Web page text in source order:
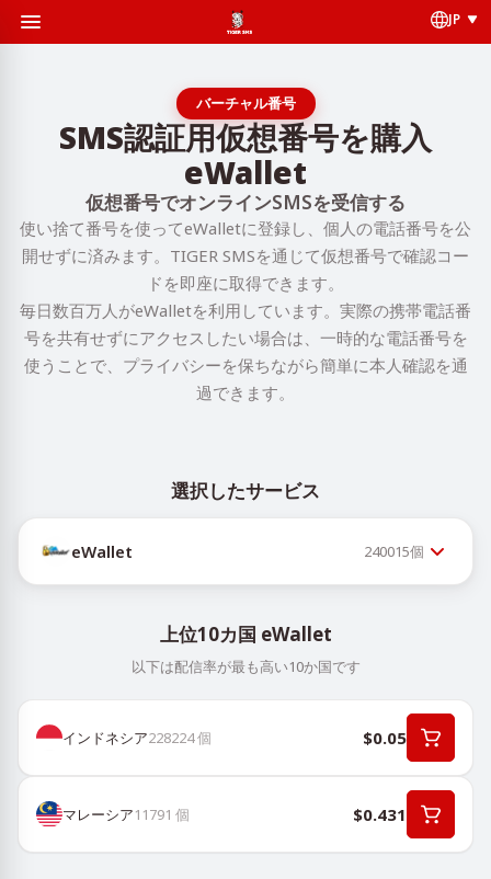
JP
バーチャル番号
SMS認証用仮想番号を購入
eWallet
仮想番号でオンラインSMSを受信する
使い捨て番号を使ってeWalletに登録し、個人の電話番号を公
開せずに済みます。TIGER SMSを通じて仮想番号で確認コー
ドを即座に取得できます。
毎日数百万人がeWalletを利用しています。実際の携帯電話番
号を共有せずにアクセスしたい場合は、一時的な電話番号を
使うことで、プライバシーを保ちながら簡単に本人確認を通
過できます。
選択したサービス
eWallet 240015個
上位10カ国 eWallet
以下は配信率が最も高い10か国です
インドネシア228224個 $0.05
マレーシア11791 個 $0.431